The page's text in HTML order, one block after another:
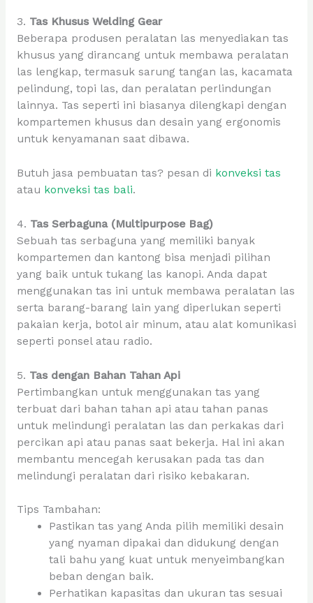
3. Tas Khusus Welding Gear
Beberapa produsen peralatan las menyediakan tas
khusus yang dirancang untuk membawa peralatan
las lengkap, termasuk sarung tangan las, kacamata
pelindung, topi las, dan peralatan perlindungan
lainnya. Tas seperti ini biasanya dilengkapi dengan
kompartemen khusus dan desain yang ergonomis
untuk kenyamanan saat dibawa.
Butuh jasa pembuatan tas? pesan di konveksi tas
atau konveksi tas bali.
4. Tas Serbaguna (Multipurpose Bag)
Sebuah tas serbaguna yang memiliki banyak
kompartemen dan kantong bisa menjadi pilihan
yang baik untuk tukang las kanopi. Anda dapat
menggunakan tas ini untuk membawa peralatan las
serta barang-barang lain yang diperlukan seperti
pakaian kerja, botol air minum, atau alat komunikasi
seperti ponsel atau radio.
5. Tas dengan Bahan Tahan Api
Pertimbangkan untuk menggunakan tas yang
terbuat dari bahan tahan api atau tahan panas
untuk melindungi peralatan las dan perkakas dari
percikan api atau panas saat bekerja. Hal ini akan
membantu mencegah kerusakan pada tas dan
melindungi peralatan dari risiko kebakaran.
Tips Tambahan:
Pastikan tas yang Anda pilih memiliki desain
yang nyaman dipakai dan didukung dengan
tali bahu yang kuat untuk menyeimbangkan
beban dengan baik.
Perhatikan kapasitas dan ukuran tas sesuai